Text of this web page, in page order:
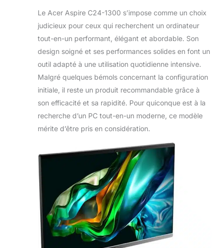
Le Acer Aspire C24-1300 s’impose comme un choix
judicieux pour ceux qui recherchent un ordinateur
tout-en-un performant, élégant et abordable. Son
design soigné et ses performances solides en font un
outil adapté à une utilisation quotidienne intensive.
Malgré quelques bémols concernant la configuration
initiale, il reste un produit recommandable grâce à
son efficacité et sa rapidité. Pour quiconque est à la
recherche d’un PC tout-en-un moderne, ce modèle
mérite d’être pris en considération.